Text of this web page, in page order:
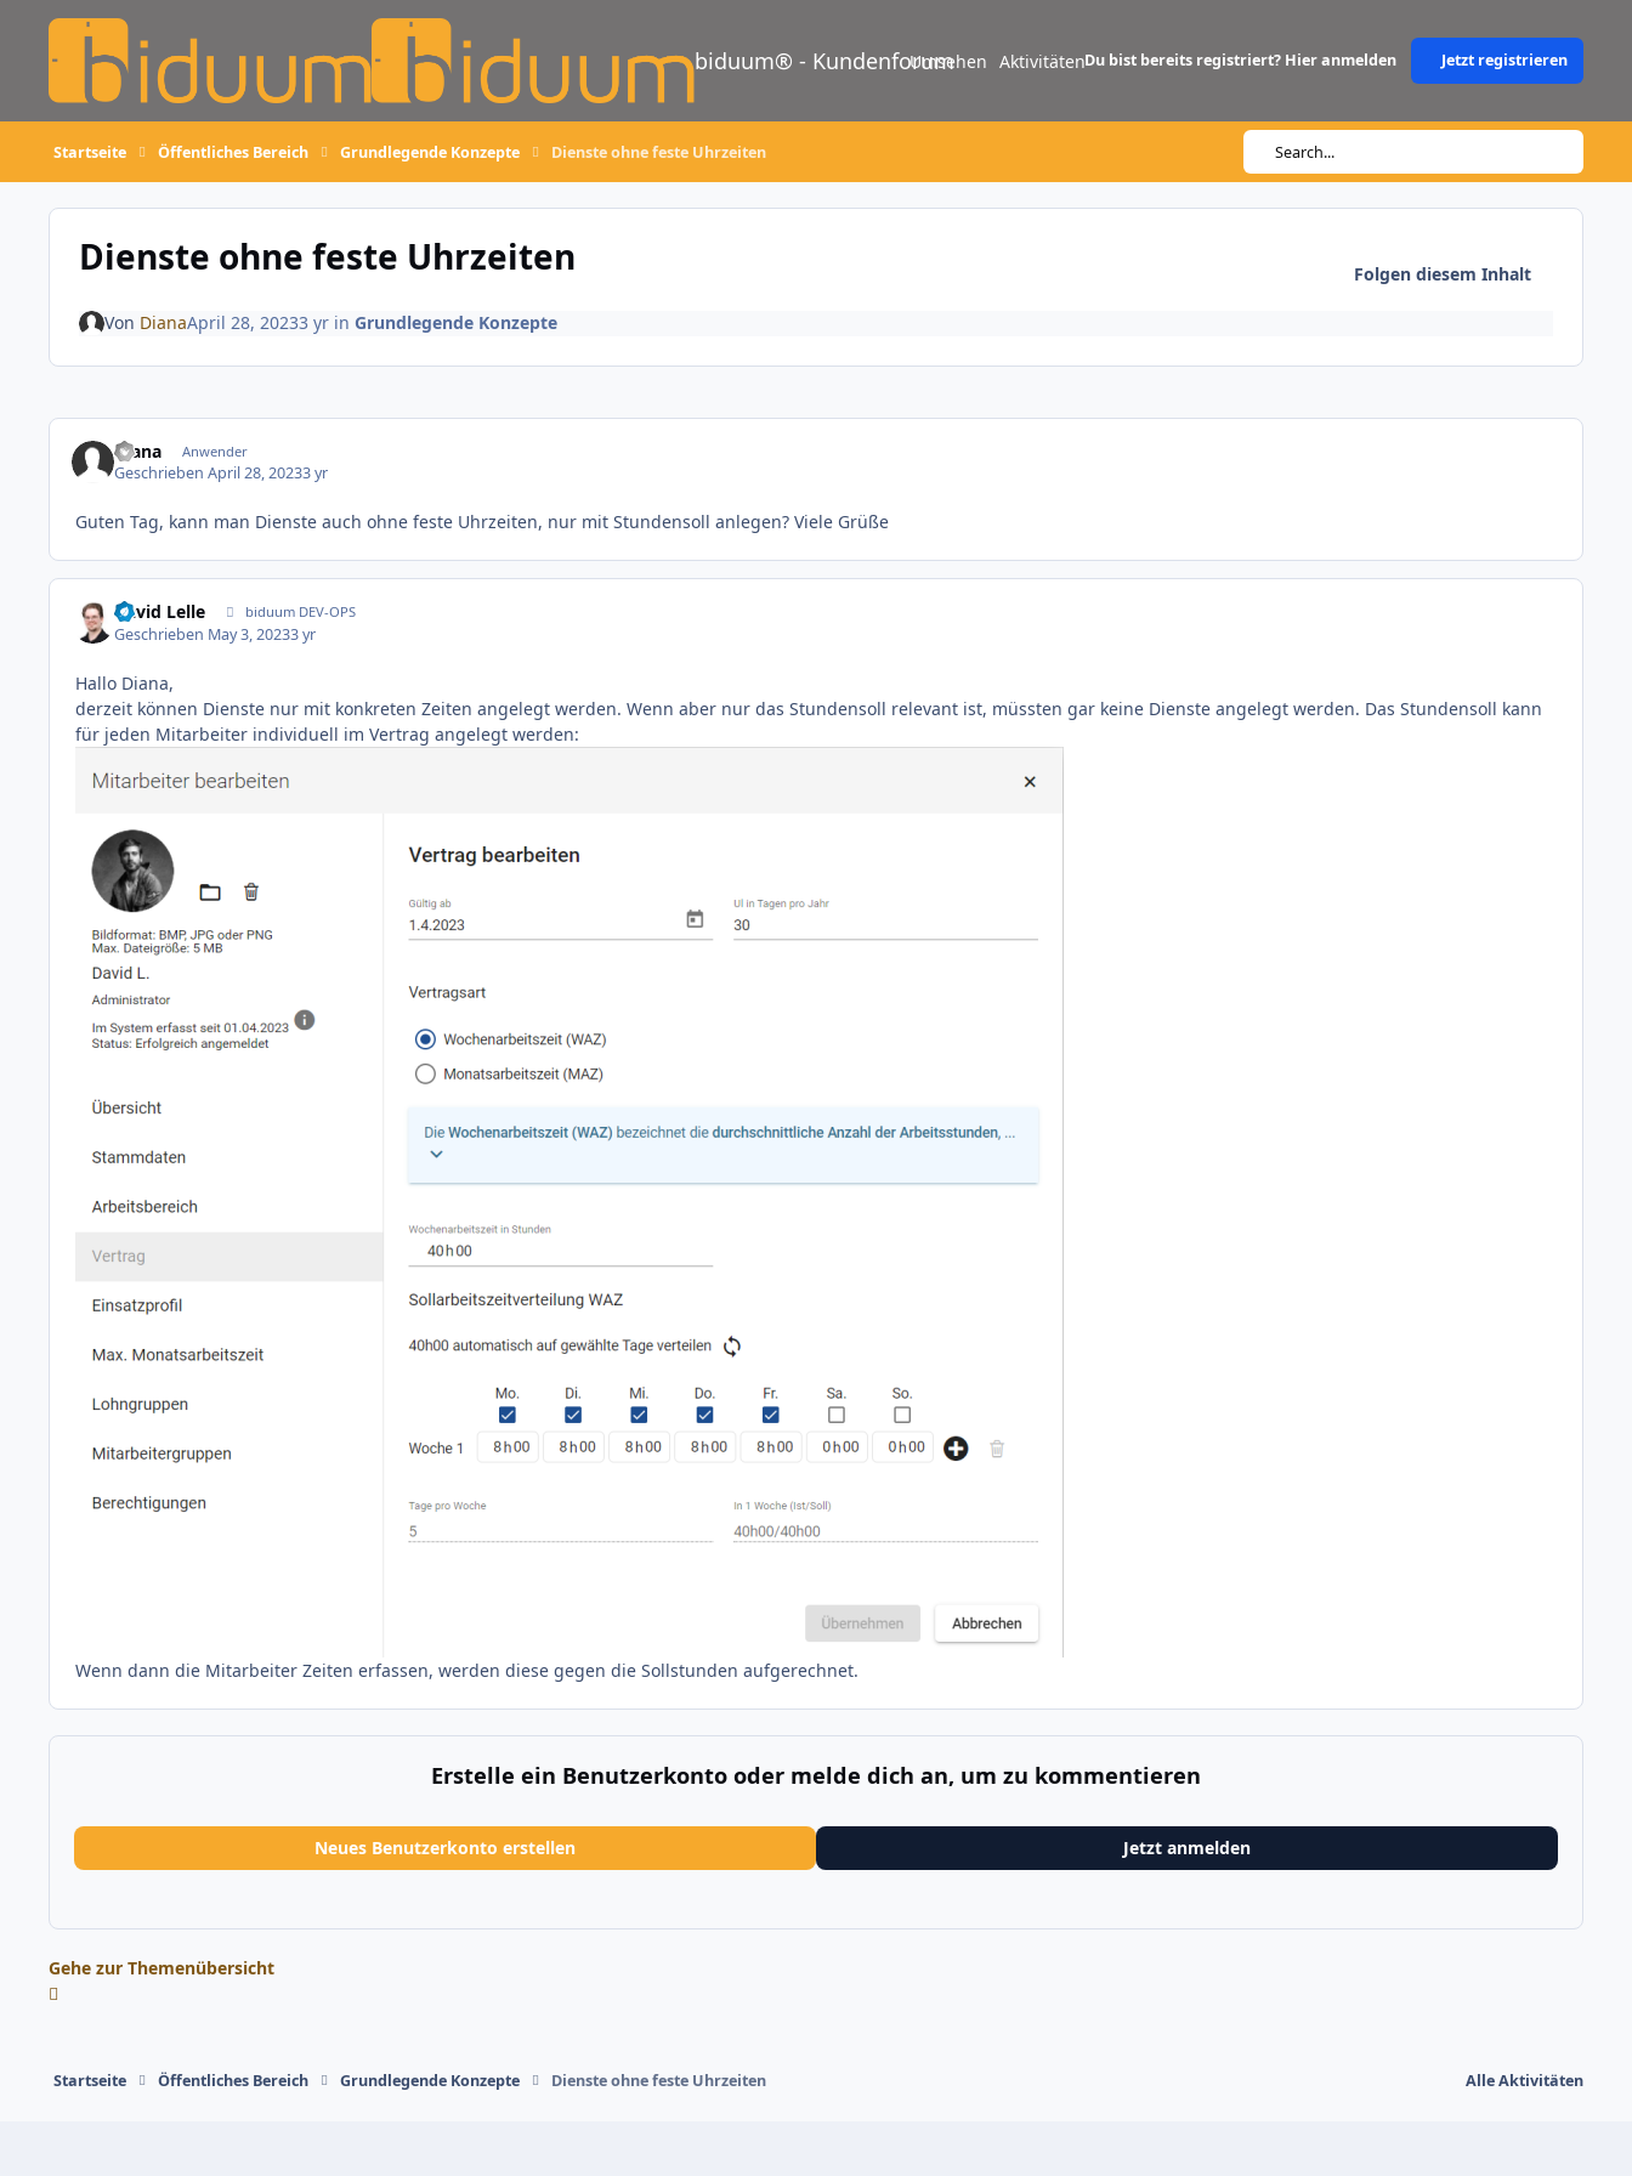
Skip to content
biduum® - Kundenforum
Umsehen AktivitätenDu bist bereits registriert? Hier anmelden Jetzt registrieren
Startseite Öffentliches Bereich Grundlegende Konzepte Dienste ohne feste Uhrzeiten Search...
Dienste ohne feste Uhrzeiten Folgen diesem Inhalt
Von DianaApril 28, 20233 yrin Grundlegende Konzepte
Diana Anwender
GeschriebenApril 28, 20233 yr
Guten Tag, kann man Dienste auch ohne feste Uhrzeiten, nur mit Stundensoll anlegen? Viele Grüße
David Lelle biduum DEV-OPS
Geschrieben May 3, 20233 yr
Hallo Diana,
derzeit können Dienste nur mit konkreten Zeiten angelegt werden. Wenn aber nur das Stundensoll relevant ist, müssten gar keine Dienste angelegt werden. Das Stundensoll kann
für jeden Mitarbeiter individuell im Vertrag angelegt werden:
Wenn dann die Mitarbeiter Zeiten erfassen, werden diese gegen die Sollstunden aufgerechnet.
Erstelle ein Benutzerkonto oder melde dich an, um zu kommentieren
Neues Benutzerkonto erstellen Jetzt anmelden
Gehe zur Themenübersicht
Startseite Öffentliches Bereich Grundlegende Konzepte Dienste ohne feste Uhrzeiten Alle Aktivitäten